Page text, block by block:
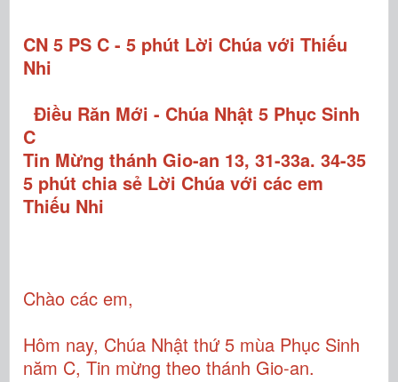
CN 5 PS C - 5 phút Lời Chúa với Thiếu
Nhi
Điều Răn Mới - Chúa Nhật 5 Phục Sinh
C
Tin Mừng thánh Gio-an 13, 31-33a. 34-35
5 phút chia sẻ Lời Chúa với các em
Thiếu Nhi
Chào các em,
Hôm nay, Chúa Nhật thứ 5 mùa Phục Sinh
năm C, Tin mừng theo thánh Gio-an.